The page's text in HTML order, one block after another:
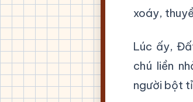
xoáy,
Lúc ấy,
chú liền
người bột